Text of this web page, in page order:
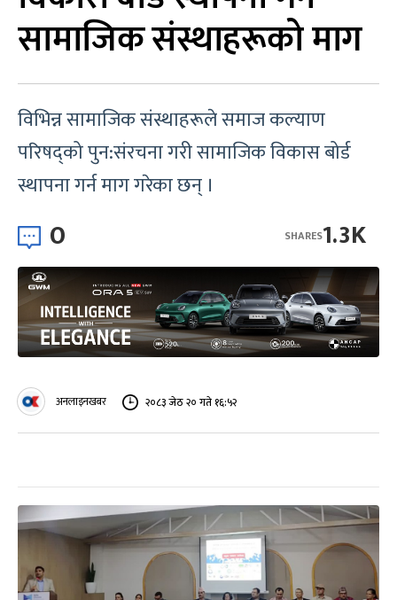
सामाजिक संस्थाहरूको माग
विभिन्न सामाजिक संस्थाहरूले समाज कल्याण
परिषद्को पुन:संरचना गरी सामाजिक विकास बोर्ड
स्थापना गर्न माग गरेका छन् ।
0 1.3K
SHARES
अनलाइनखबर २०८३ जेठ २० गते १६:५२